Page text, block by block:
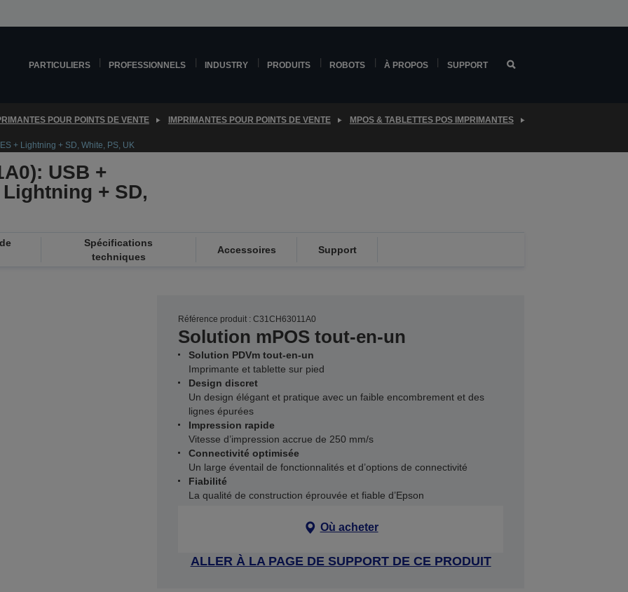
PARTICULIERS PROFESSIONNELS INDUSTRY PRODUITS ROBOTS À PROPOS SUPPORT
POUR POINTS DE VENTE IMPRIMANTES POUR POINTS DE VENTE MPOS & TABLETTES POS IMPRIMANTES
+ Lightning + SD, White, PS, UK
USB +
+ SD,
Spécifications
techniques
Accessoires Support
Référence produit : C31CH63011A0
Solution mPOS tout-en-un
Solution PDVm tout-en-un
Imprimante et tablette sur pied
Design discret
Un design élégant et pratique avec un faible encombrement et des
lignes épurées
Impression rapide
Vitesse d’impression accrue de 250 mm/s
Connectivité optimisée
Un large éventail de fonctionnalités et d’options de connectivité
Fiabilité
La qualité de construction éprouvée et fiable d’Epson
Où acheter
ALLER À LA PAGE DE SUPPORT DE CE PRODUIT